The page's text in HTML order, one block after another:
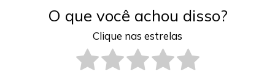
O que você achou disso?
Clique nas estrelas